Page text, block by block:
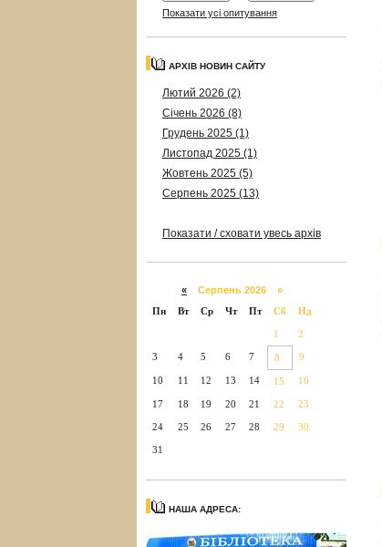
Показати усі опитування
АРХІВ НОВИН САЙТУ
Лютий 2026 (2)
Січень 2026 (8)
Грудень 2025 (1)
Листопад 2025 (1)
Жовтень 2025 (5)
Серпень 2025 (13)
Показати / сховати увесь архів
« Серпень 2026 »
Пн
Вт Ср Чт Пт Сб Нд
1 2
3 4 5 6 7 8 9
10 11 12 13 14 15 16
17 18 19 20 21 22 23
24 25 26 27 28 29 30
31
НАША АДРЕСА: